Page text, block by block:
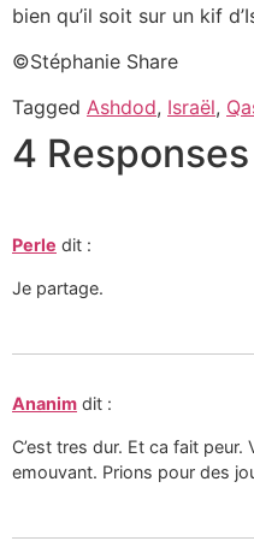
bien qu’il soit sur un kif
©Stéphanie Share
Tagged Ashdod, Israël,
4 Responses
Perle dit :
Je partage.
Ananim dit :
C’est tres dur. Et ca fait
emouvant. Prions pour des